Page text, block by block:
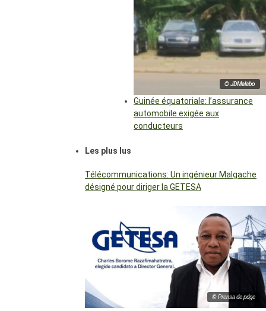
© JDMalabo
Guinée équatoriale: l’assurance
automobile exigée aux
conducteurs
Les plus lus
Télécommunications: Un ingénieur Malgache
désigné pour diriger la GETESA
© Prensa de pdge